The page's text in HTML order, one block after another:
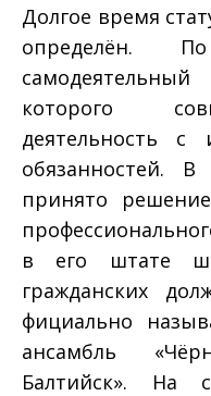
Долгое время
определён.
которого
деятельность с
обязанностей.
принято
в его штате
гражданских
фициально
ансамбль
Балтийск». На